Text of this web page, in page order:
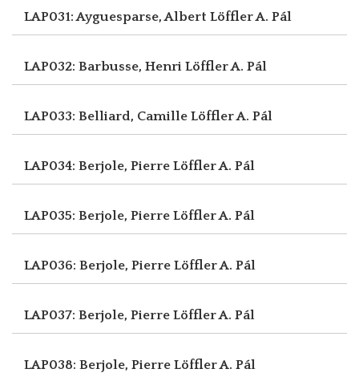
LAP031: Ayguesparse, Albert Löffler A. Pál
LAP032: Barbusse, Henri Löffler A. Pál
LAP033: Belliard, Camille Löffler A. Pál
LAP034: Berjole, Pierre Löffler A. Pál
LAP035: Berjole, Pierre Löffler A. Pál
LAP036: Berjole, Pierre Löffler A. Pál
LAP037: Berjole, Pierre Löffler A. Pál
LAP038: Berjole, Pierre Löffler A. Pál